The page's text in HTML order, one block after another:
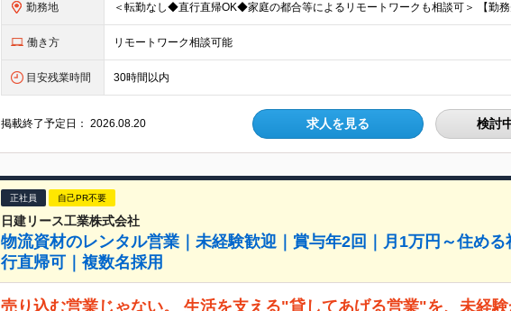
勤務地
働き方 リモートワーク相談可能
目安残業時間 30時間以内
掲載終了予定日：2026.08.20 求人を見る 検討
正社員 自己PR不要
日建リース工業株式会社
物流資材のレンタル営業｜未経験歓迎｜賞与年2回｜月1万円～住める
行直帰可｜複数名採用
売り込む営業じゃない。 生活を支える"貸してあげる営業"を、未経